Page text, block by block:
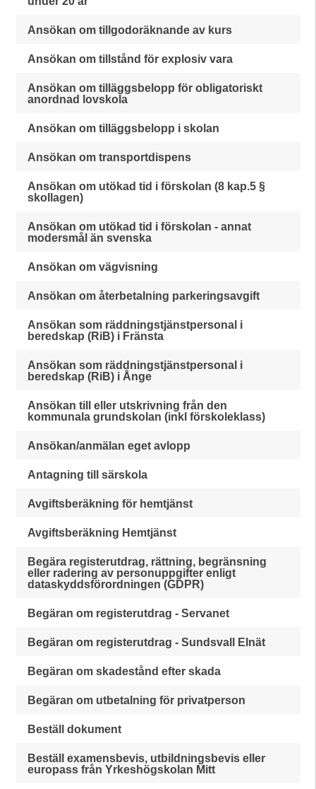
Ansökan om tillgodoräknande av kurs
Ansökan om tillstånd för explosiv vara
Ansökan om tilläggsbelopp för obligatoriskt
anordnad lovskola
Ansökan om tilläggsbelopp i skolan
Ansökan om transportdispens
Ansökan om utökad tid i förskolan (8 kap.5 §
skollagen)
Ansökan om utökad tid i förskolan - annat
modersmål än svenska
Ansökan om vägvisning
Ansökan om återbetalning parkeringsavgift
Ansökan som räddningstjänstpersonal i
beredskap (RiB) i Fränsta
Ansökan som räddningstjänstpersonal i
beredskap (RiB) i Ånge
Ansökan till eller utskrivning från den
kommunala grundskolan (inkl förskoleklass)
Ansökan/anmälan eget avlopp
Antagning till särskola
Avgiftsberäkning för hemtjänst
Avgiftsberäkning Hemtjänst
Begära registerutdrag, rättning, begränsning
eller radering av personuppgifter enligt
dataskyddsförordningen (GDPR)
Begäran om registerutdrag - Servanet
Begäran om registerutdrag - Sundsvall Elnät
Begäran om skadestånd efter skada
Begäran om utbetalning för privatperson
Beställ dokument
Beställ examensbevis, utbildningsbevis eller
europass från Yrkeshögskolan Mitt